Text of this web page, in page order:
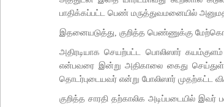
பாதிக்கப்பட்ட பெண் மருத்துவமனையில்
இதனையடுத்து, குறித்த பெண்ணுக்கு
அதிரடியாக செயற்பட்ட பொலிஸார்
என்பவரை இன்று அதிகாலை கைது
தொடர்புடையவர் என்று போலிஸார் முதற்கட்ட
குறித்த சாரதி தற்காலிக அடிப்படையில்